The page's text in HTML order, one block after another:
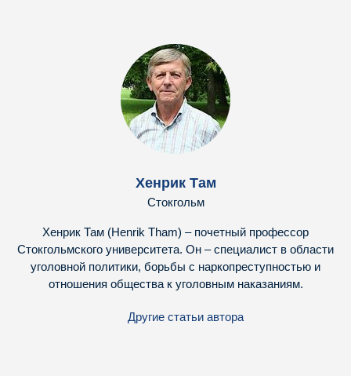
Хенрик Там
Стокгольм
Хенрик Там (Henrik Tham) – почетный профессор
Стокгольмского университета. Он – специалист в области
уголовной политики, борьбы с наркопреступностью и
отношения общества к уголовным наказаниям.
Другие статьи автора